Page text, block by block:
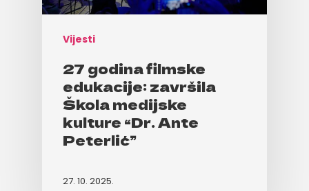
Vijesti
27 godina filmske
edukacije: završila
Škola medijske
kulture “Dr. Ante
Peterlić”
27. 10. 2025.